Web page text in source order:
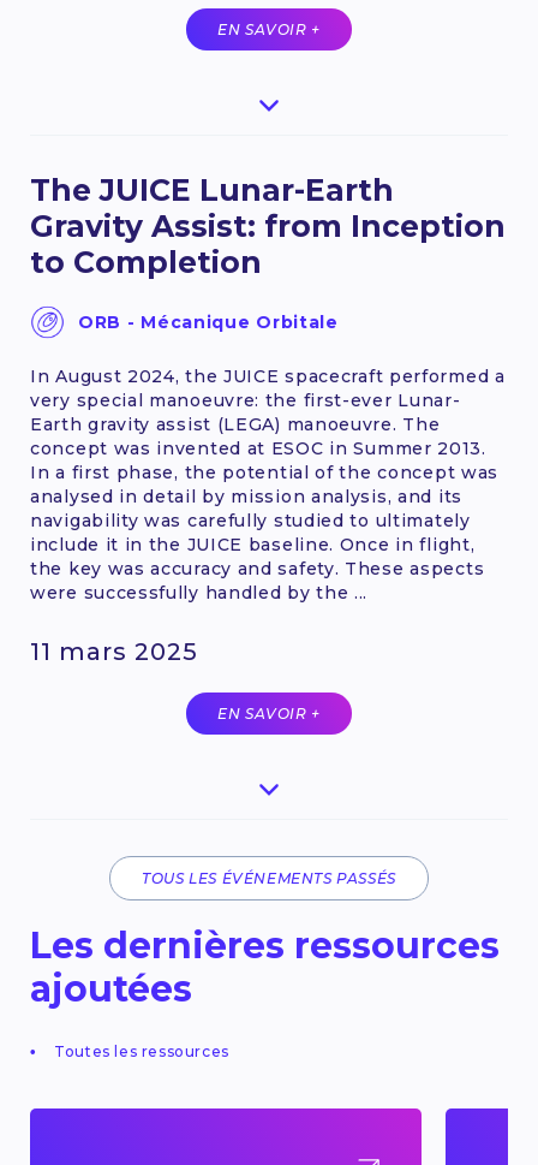
EN SAVOIR +
11 mars 2025
The JUICE Lunar-Earth
Gravity Assist: from Inception
to Completion
ORB - Mécanique Orbitale
In August 2024, the JUICE spacecraft performed a
very special manoeuvre: the first-ever Lunar-
Earth gravity assist (LEGA) manoeuvre. The
concept was invented at ESOC in Summer 2013.
In a first phase, the potential of the concept was
analysed in detail by mission analysis, and its
navigability was carefully studied to ultimately
include it in the JUICE baseline. Once in flight,
the key was accuracy and safety. These aspects
were successfully handled by the ...
EN SAVOIR +
TOUS LES ÉVÉNEMENTS PASSÉS
Les dernières ressources
ajoutées
Toutes les ressources